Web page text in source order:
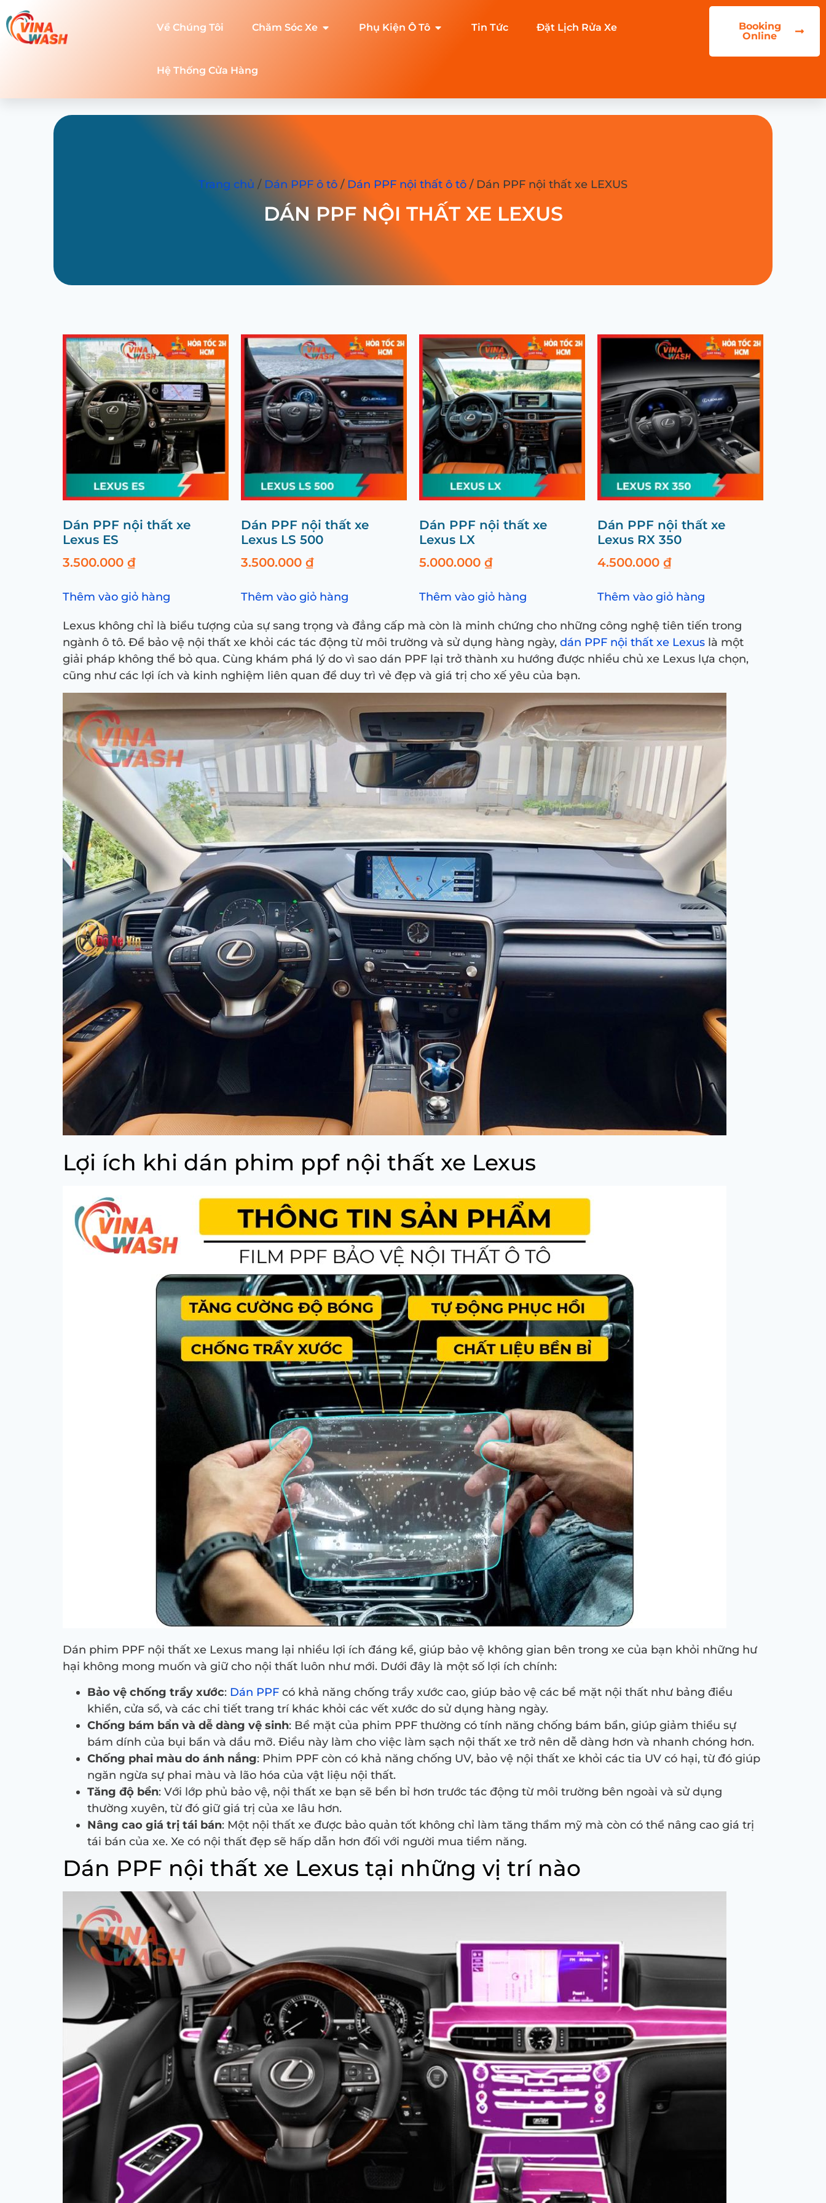
Về Chúng Tôi Chăm Sóc Xe Phụ Kiện Ô Tô Tin Tức Đặt Lịch Rửa Xe
Hệ Thống Cửa Hàng
Booking
Online
Trang chủ / Dán PPF ô tô / Dán PPF nội thất ô tô / Dán PPF nội thất xe LEXUS
DÁN PPF NỘI THẤT XE LEXUS
Dán PPF nội thất xe
Lexus ES
3.500.000 ₫
Thêm vào giỏ hàng
Dán PPF nội thất xe
Lexus LS 500
3.500.000 ₫
Thêm vào giỏ hàng
Dán PPF nội thất xe
Lexus LX
5.000.000 ₫
Thêm vào giỏ hàng
Dán PPF nội thất xe
Lexus RX 350
4.500.000 ₫
Thêm vào giỏ hàng
Lexus không chỉ là biểu tượng của sự sang trọng và đẳng cấp mà còn là minh chứng cho những công nghệ tiên tiến trong
ngành ô tô. Để bảo vệ nội thất xe khỏi các tác động từ môi trường và sử dụng hàng ngày, dán PPF nội thất xe Lexus là một
giải pháp không thể bỏ qua. Cùng khám phá lý do vì sao dán PPF lại trở thành xu hướng được nhiều chủ xe Lexus lựa chọn,
cũng như các lợi ích và kinh nghiệm liên quan để duy trì vẻ đẹp và giá trị cho xế yêu của bạn.
Lợi ích khi dán phim ppf nội thất xe Lexus
Dán phim PPF nội thất xe Lexus mang lại nhiều lợi ích đáng kể, giúp bảo vệ không gian bên trong xe của bạn khỏi những hư
hại không mong muốn và giữ cho nội thất luôn như mới. Dưới đây là một số lợi ích chính:
Bảo vệ chống trầy xước: Dán PPF có khả năng chống trầy xước cao, giúp bảo vệ các bề mặt nội thất như bảng điều
khiển, cửa sổ, và các chi tiết trang trí khác khỏi các vết xước do sử dụng hàng ngày.
Chống bám bẩn và dễ dàng vệ sinh: Bề mặt của phim PPF thường có tính năng chống bám bẩn, giúp giảm thiểu sự
bám dính của bụi bẩn và dầu mỡ. Điều này làm cho việc làm sạch nội thất xe trở nên dễ dàng hơn và nhanh chóng hơn.
Chống phai màu do ánh nắng: Phim PPF còn có khả năng chống UV, bảo vệ nội thất xe khỏi các tia UV có hại, từ đó giúp
ngăn ngừa sự phai màu và lão hóa của vật liệu nội thất.
Tăng độ bền: Với lớp phủ bảo vệ, nội thất xe bạn sẽ bền bỉ hơn trước tác động từ môi trường bên ngoài và sử dụng
thường xuyên, từ đó giữ giá trị của xe lâu hơn.
Nâng cao giá trị tái bán: Một nội thất xe được bảo quản tốt không chỉ làm tăng thẩm mỹ mà còn có thể nâng cao giá trị
tái bán của xe. Xe có nội thất đẹp sẽ hấp dẫn hơn đối với người mua tiềm năng.
Dán PPF nội thất xe Lexus tại những vị trí nào